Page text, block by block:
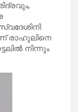
രാഹുലിനെ
നിന്നും